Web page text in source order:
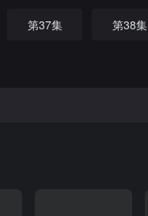
第37集 第38集